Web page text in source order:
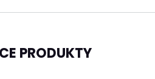
PRODUKTY